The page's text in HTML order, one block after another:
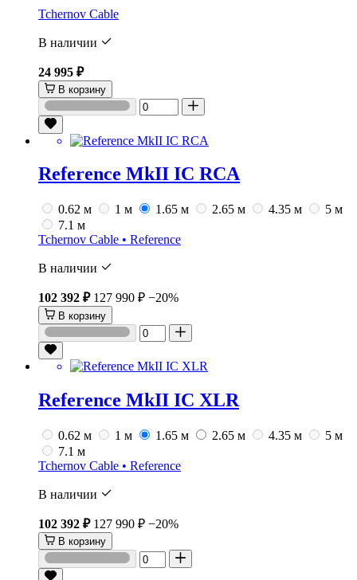
Tchernov Cable
В наличии
24 995 ₽
В корзину
Reference MkII IC RCA
0.62 м 1 м 1.65 м 2.65 м 4.35 м
5 м
7.1 м
Tchernov Cable • Reference
В наличии
102 392 ₽ 127 990 ₽ −20%
В корзину
Reference MkII IC XLR
0.62 м 1 м 1.65 м 2.65 м 4.35 м
5 м
7.1 м
Tchernov Cable • Reference
В наличии
102 392 ₽ 127 990 ₽ −20%
В корзину